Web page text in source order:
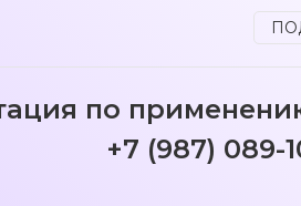
по
+7 (987) 089-